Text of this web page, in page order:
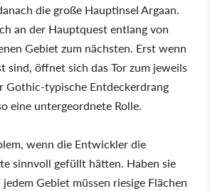
die große Hauptinsel Argaan.
an der Hauptquest entlang von
Gebiet zum nächsten. Erst wenn
sind, öffnet sich das Tor zum jeweils
Gothic-typische Entdeckerdrang
eine untergeordnete Rolle.
wenn die Entwickler die
sinnvoll gefüllt hätten. Haben sie
Gebiet müssen riesige Flächen